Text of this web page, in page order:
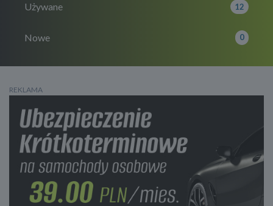
Używane 12
Nowe 0
REKLAMA